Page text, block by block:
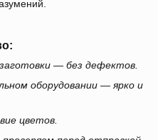
— без дефектов.
оборудовании — ярко и
цветов.